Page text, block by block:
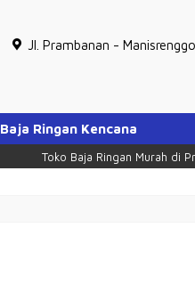
Jl. Prambanan -
Baja Ringan Kencana
Toko Baja Ringan Murah di